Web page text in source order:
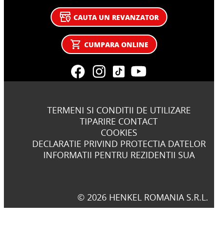
CAUTA UN REVANZATOR
CUMPARA ONLINE
TERMENI SI CONDITII DE UTILIZARE
TIPARIRE CONTACT
COOKIES
DECLARATIE PRIVIND PROTECTIA DATELOR
INFORMATII PENTRU REZIDENTII SUA
© 2026 HENKEL ROMANIA S.R.L.